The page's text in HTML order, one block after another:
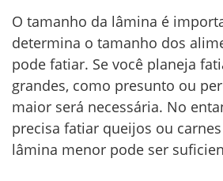
O tamanho da lâmina é
determina o tamanho dos
pode fatiar. Se você planeja
grandes, como presunto ou
maior será necessária. No
precisa fatiar queijos ou
lâmina menor pode ser